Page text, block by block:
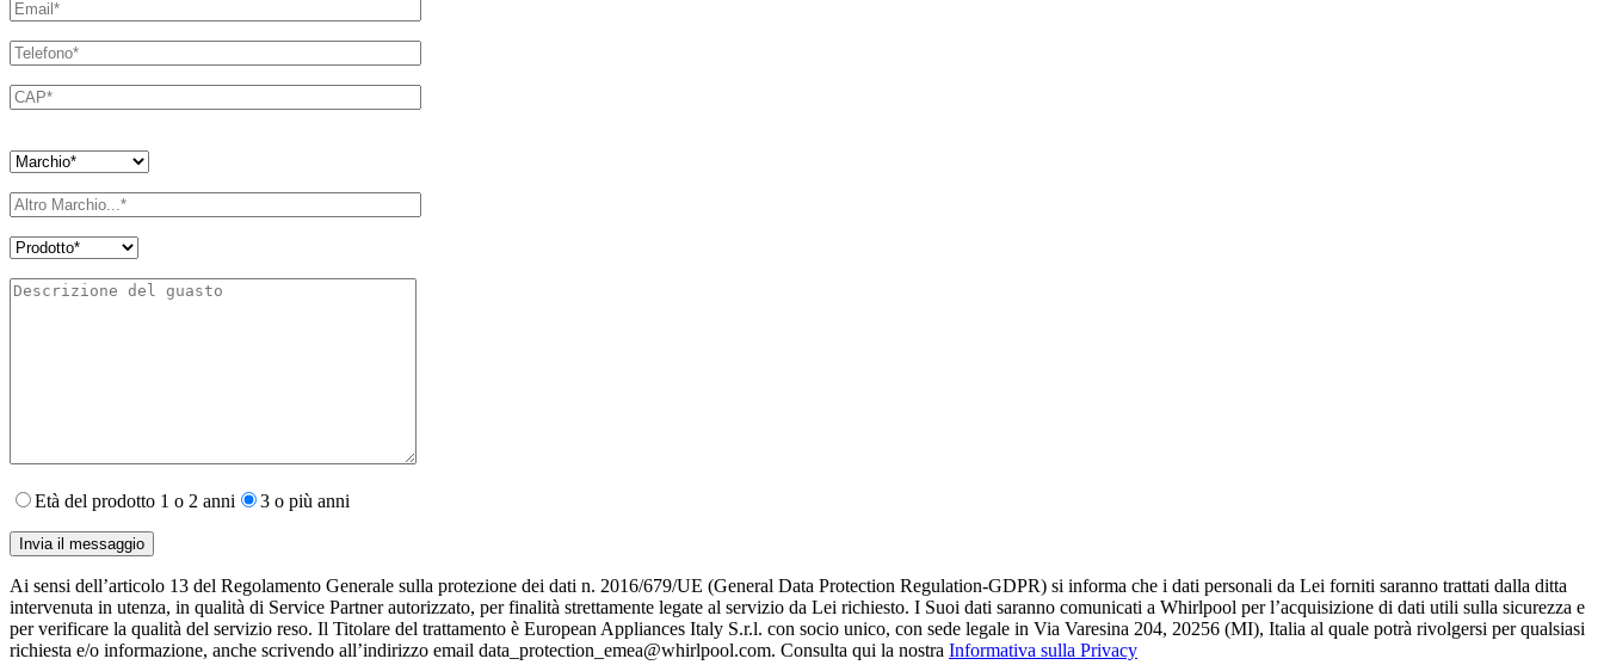
Età del prodotto 1 o 2 anni 3 o più anni
Ai sensi dell’articolo 13 del Regolamento Generale sulla protezione dei dati n. 2016/679/UE (General Data Protection Regulation-GDPR) si informa che i dati personali da Lei forniti saranno​ trattati dalla ditta
intervenuta in utenza,​ in qualità di Service Partner autorizzato, per finalità strettamente legate al servizio da Lei richiesto. I S​uoi dati saranno comunicati a Whirlpool per l’acquisizione di dati utili sulla sicurezza e
per verificare la qualità del servizio reso. Il Titolare del trattamento è European Appliances Italy S.r.l. con socio unico, con sede legale in Via Varesina 204, 20256 (MI), Italia al quale potrà rivolgersi per qualsiasi
richiesta e/o informazione, anche scrivendo all’indirizzo email data_protection_emea@whirlpool.com. Consulta qui la nostra Informativa sulla Privacy